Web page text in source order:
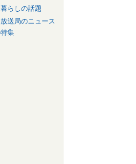
暮らしの話題
放送局のニュース
特集